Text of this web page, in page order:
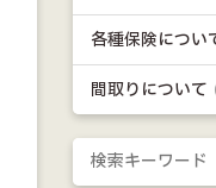
各種保険につい
間取りについて